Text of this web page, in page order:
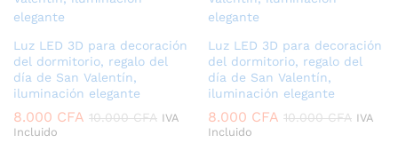
Luz LED 3D para decoración
del dormitorio, regalo del
día de San Valentín,
iluminación elegante
8.000 CFA 10.000CFA IVA
Incluido
Luz LED 3D para decoración
del dormitorio, regalo del
día de San Valentín,
iluminación elegante
8.000 CFA 10.000CFA IVA
Incluido